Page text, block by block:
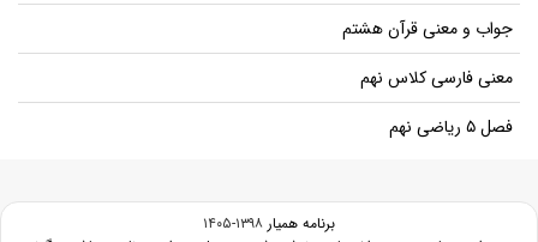
جواب و معنی قرآن هشتم
معنی فارسی کلاس نهم
فصل ۵ ریاضی نهم
برنامه همیار ۱۳۹۸-۱۴۰۵